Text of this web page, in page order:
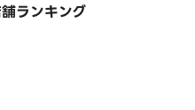
ランキング